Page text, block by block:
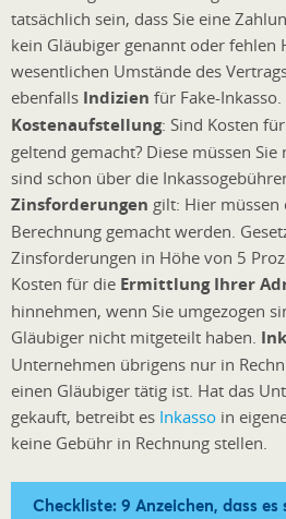
tatsächlich sein, dass Sie eine
kein Gläubiger genannt oder fehlen
wesentlichen Umstände des
ebenfalls Indizien für Fake-
Kostenaufstellung: Sind Kosten
geltend gemacht? Diese müssen
sind schon über die
Zinsforderungen gilt: Hier
Berechnung gemacht werden.
Zinsforderungen in Höhe von 5
Kosten für die Ermittlung Ihrer
hinnehmen, wenn Sie umgezogen
Gläubiger nicht mitgeteilt haben.
Unternehmen übrigens nur in
einen Gläubiger tätig ist. Hat das
gekauft, betreibt es Inkasso in
keine Gebühr in Rechnung stellen.
Checkliste: 9 Anzeichen, dass